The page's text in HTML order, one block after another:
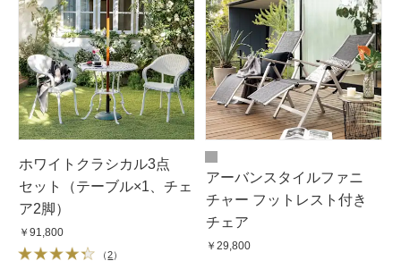
ホワイトクラシカル3点
セット（テーブル×1、チェ
ア2脚）
￥91,800
（2）
アーバンスタイルファニ
チャー フットレスト付き
チェア
￥29,800